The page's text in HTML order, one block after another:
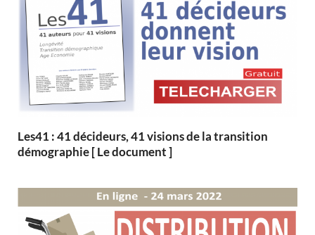
Les41 : 41 décideurs, 41 visions de la transition
démographie [ Le document ]